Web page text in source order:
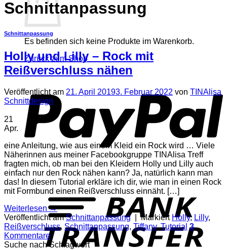
Es befinden sich keine Produkte im Warenkorb.
Zurück zum Shop
Schnittanpassung
Schnittanpassung
Holly und Lilly – Rock mit
Reißverschluss nähen
Veröffentlicht am 21. April 20193. Februar 2022 von TINAlisa
Schnittdesign
21
Apr.
eine Anleitung, wie aus einem Kleid ein Rock wird … Viele
Näherinnen aus meiner Facebookgruppe TINAlisa Treff
fragten mich, ob man bei den Kleidern Holly und Lilly auch
einfach nur den Rock nähen kann? Ja, natürlich kann man
das! In diesem Tutorial erkläre ich dir, wie man in einen Rock
mit Formbund einen Reißverschluss einnäht. […]
Weiterlesen→
Veröffentlicht amSchnittanpassung Markiert Holly, Lilly,
Reißverschluss, Schnittanpassung, Tiffany,Tutorial 3
Kommentare
Suche nach Schlagwort